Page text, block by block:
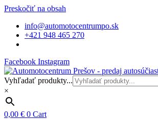
Preskočiť na obsah
info@automotocentrumpo.sk
+421 948 465 270
Facebook Instagram
Vyhľadať produkty...
×
0,00 € 0 Cart